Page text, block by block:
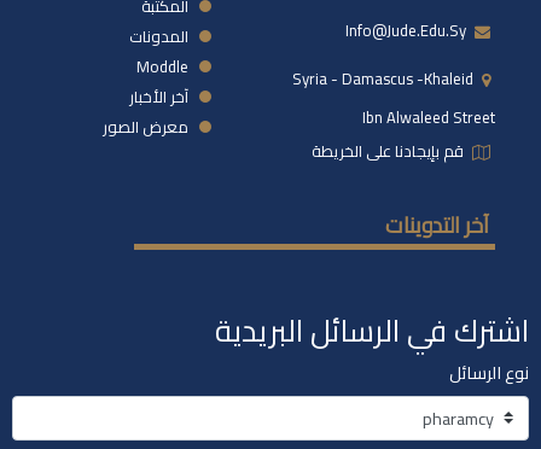
Syria - Damascus -khaleid
Ibn Alwaleed Street
قم بإيجادنا على الخريطة
المكتبة
المدونات
Moddle
آخر الأخبار
معرض الصور
آخر التدوينات
اشترك في الرسائل البريدية
نوع الرسائل